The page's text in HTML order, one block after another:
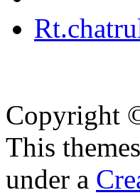
Copyright
This
under a